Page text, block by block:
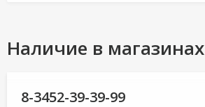
Наличие в магазинах
8-3452-39-39-99